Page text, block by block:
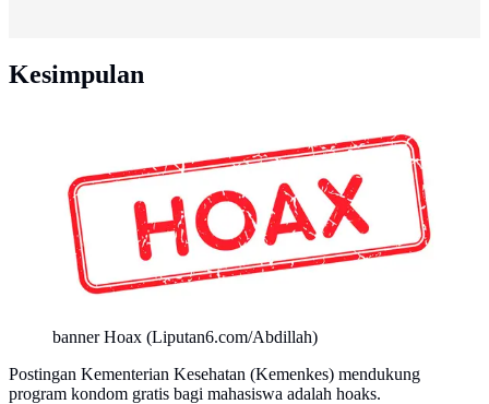
Kesimpulan
banner Hoax (Liputan6.com/Abdillah)
Postingan Kementerian Kesehatan (Kemenkes) mendukung
program kondom gratis bagi mahasiswa adalah hoaks.